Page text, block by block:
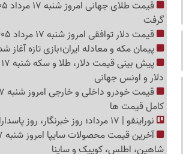
گرفت
قیمت دلار توافقی امروز شنبه 17 مرداد 1405
پیمان مکه و معادله ایران؛بازی تازه
دلار و اونس جهانی
کامل قیمت ها
نوراینفو | 17 مرداد؛ روز خبرنگار، روز پاسداران حقیقت و آگاهی
شاهین، اطلس، کوییک و ساینا